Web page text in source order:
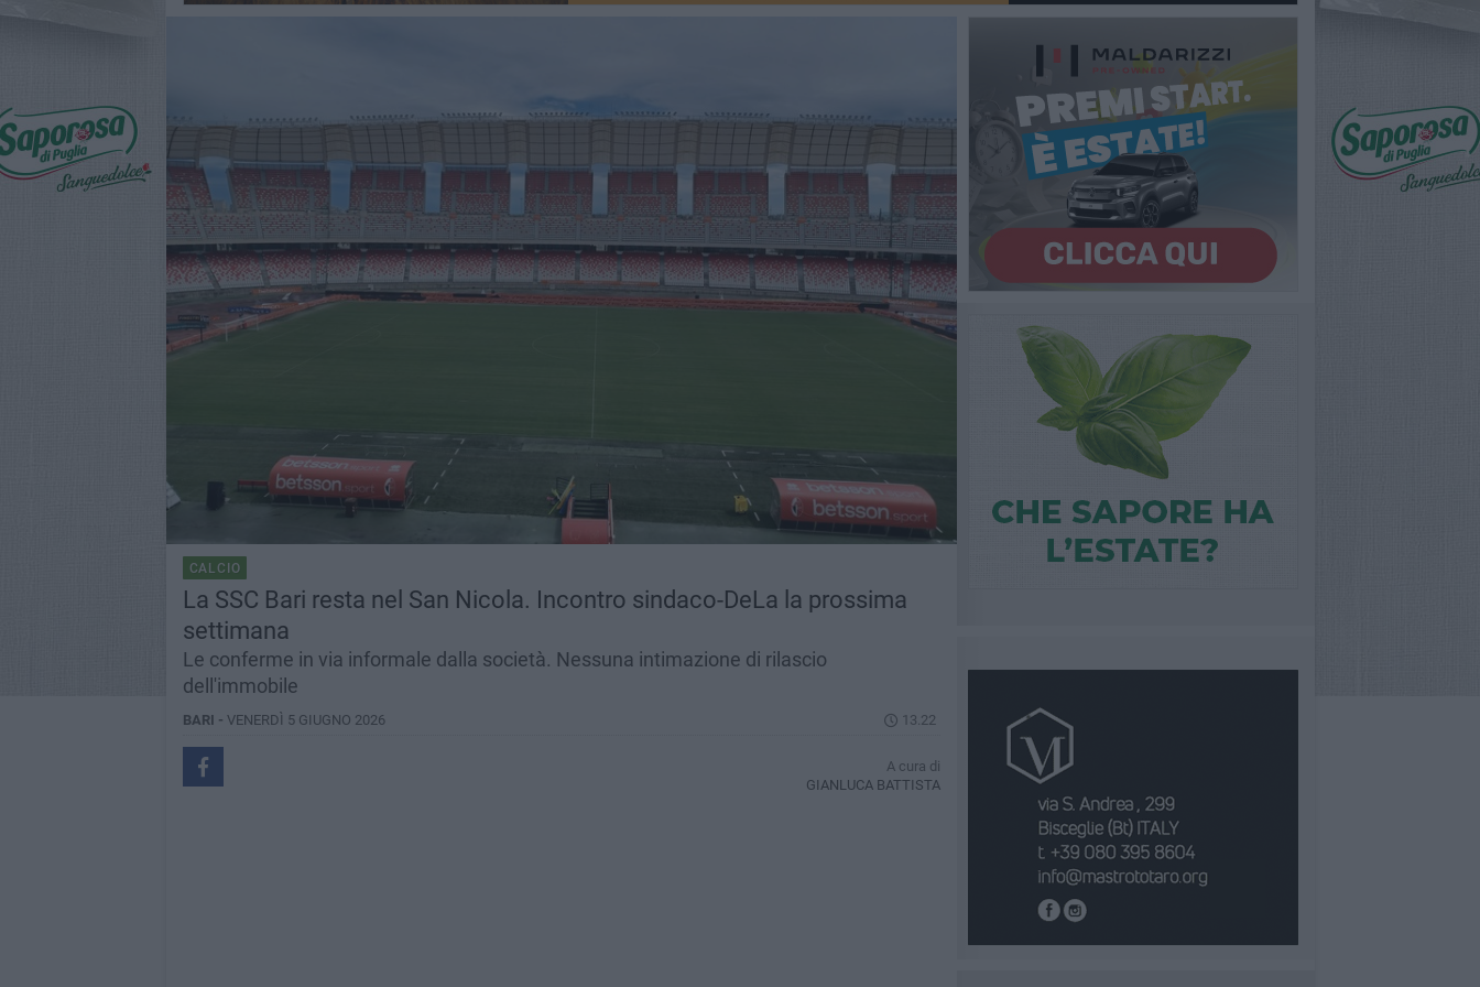
CALCIO
La SSC Bari resta nel San Nicola. Incontro sindaco-DeLa la prossima
settimana
Le conferme in via informale dalla società. Nessuna intimazione di rilascio
dell'immobile
BARI - VENERDÌ 5 GIUGNO 2026 13.22
A cura di
GIANLUCA BATTISTA